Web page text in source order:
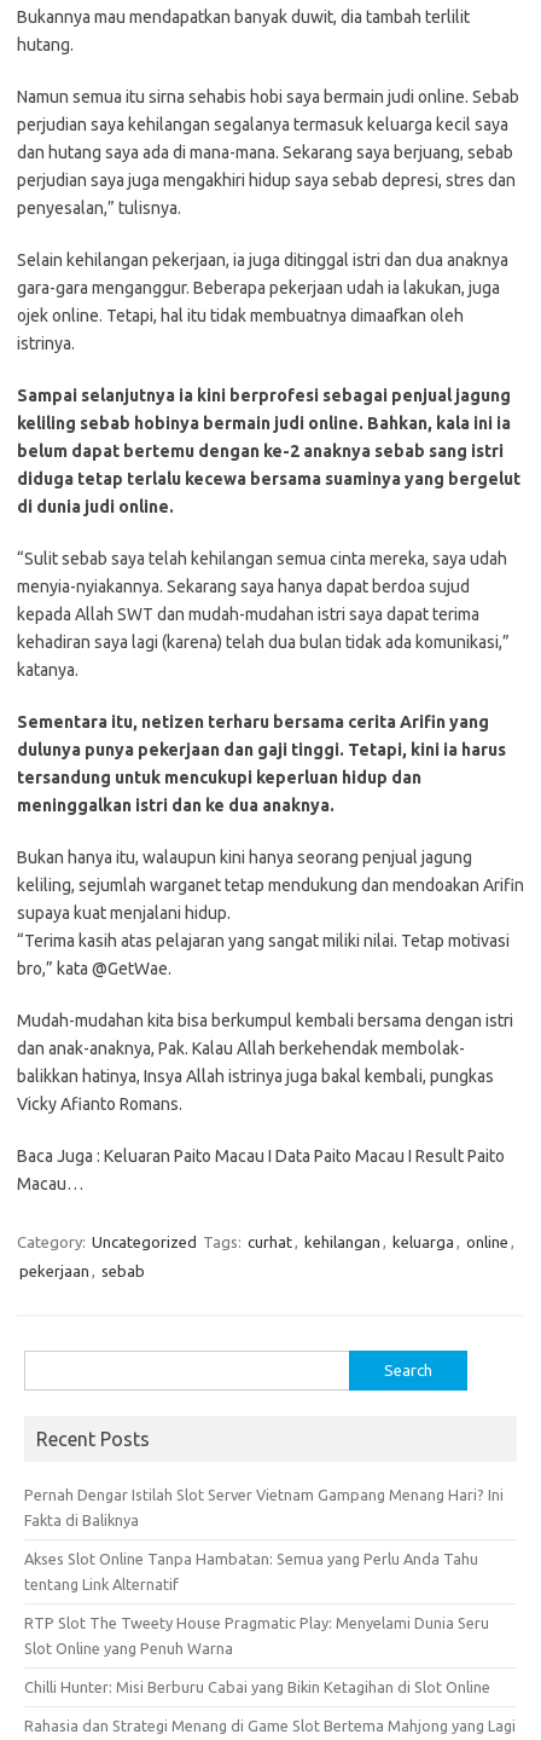
Bukannya mau mendapatkan banyak duwit, dia tambah terlilit
hutang.
Namun semua itu sirna sehabis hobi saya bermain judi online. Sebab
perjudian saya kehilangan segalanya termasuk keluarga kecil saya
dan hutang saya ada di mana-mana. Sekarang saya berjuang, sebab
perjudian saya juga mengakhiri hidup saya sebab depresi, stres dan
penyesalan,” tulisnya.
Selain kehilangan pekerjaan, ia juga ditinggal istri dan dua anaknya
gara-gara menganggur. Beberapa pekerjaan udah ia lakukan, juga
ojek online. Tetapi, hal itu tidak membuatnya dimaafkan oleh
istrinya.
Sampai selanjutnya ia kini berprofesi sebagai penjual jagung
keliling sebab hobinya bermain judi online. Bahkan, kala ini ia
belum dapat bertemu dengan ke-2 anaknya sebab sang istri
diduga tetap terlalu kecewa bersama suaminya yang bergelut
di dunia judi online.
“Sulit sebab saya telah kehilangan semua cinta mereka, saya udah
menyia-nyiakannya. Sekarang saya hanya dapat berdoa sujud
kepada Allah SWT dan mudah-mudahan istri saya dapat terima
kehadiran saya lagi (karena) telah dua bulan tidak ada komunikasi,”
katanya.
Sementara itu, netizen terharu bersama cerita Arifin yang
dulunya punya pekerjaan dan gaji tinggi. Tetapi, kini ia harus
tersandung untuk mencukupi keperluan hidup dan
meninggalkan istri dan ke dua anaknya.
Bukan hanya itu, walaupun kini hanya seorang penjual jagung
keliling, sejumlah warganet tetap mendukung dan mendoakan Arifin
supaya kuat menjalani hidup.
“Terima kasih atas pelajaran yang sangat miliki nilai. Tetap motivasi
bro,” kata @GetWae.
Mudah-mudahan kita bisa berkumpul kembali bersama dengan istri
dan anak-anaknya, Pak. Kalau Allah berkehendak membolak-
balikkan hatinya, Insya Allah istrinya juga bakal kembali, pungkas
Vicky Afianto Romans.
Baca Juga : Keluaran Paito Macau I Data Paito Macau I Result Paito
Macau…
Category: Uncategorized Tags: curhat, kehilangan , keluarga , online ,
pekerjaan , sebab
for:
Recent Posts
Pernah Dengar Istilah Slot Server Vietnam Gampang Menang Hari? Ini
Fakta di Baliknya
Akses Slot Online Tanpa Hambatan: Semua yang Perlu Anda Tahu
tentang Link Alternatif
RTP Slot The Tweety House Pragmatic Play: Menyelami Dunia Seru
Slot Online yang Penuh Warna
Chilli Hunter: Misi Berburu Cabai yang Bikin Ketagihan di Slot Online
Rahasia dan Strategi Menang di Game Slot Bertema Mahjong yang Lagi